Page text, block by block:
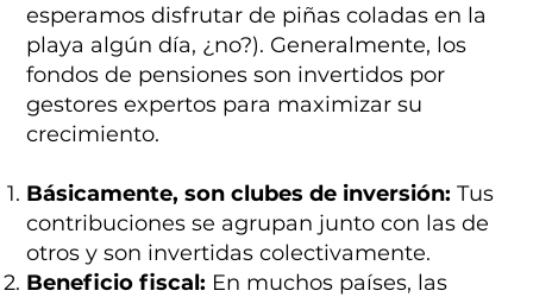
esperamos disfrutar de piñas coladas en la
playa algún día, ¿no?). Generalmente, los
fondos de pensiones son invertidos por
gestores expertos para maximizar su
crecimiento.
Básicamente, son clubes de inversión:Tus
contribuciones se agrupan junto con las de
otros y son invertidas colectivamente.
Beneficio fiscal: En muchos países, las